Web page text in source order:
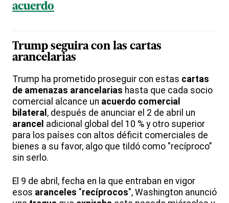
acuerdo
Trump seguira con las cartas
arancelarias
Trump ha prometido proseguir con estas cartas
de amenazas arancelarias hasta que cada socio
comercial alcance un acuerdo comercial
bilateral , después de anunciar el 2 de abril un
arancel adicional global del 10 % y otro superior
para los países con altos déficit comerciales de
bienes a su favor, algo que tildó como "recíproco"
sin serlo.
El 9 de abril, fecha en la que entraban en vigor
esos aranceles "recíprocos", Washington anunció